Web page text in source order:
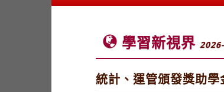
學習新視界
統計、運管頒發獎助